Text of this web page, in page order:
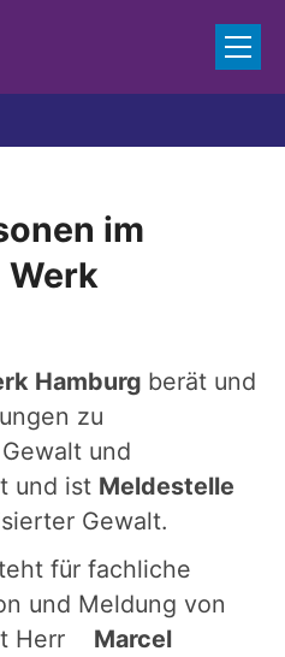
im
Werk
Hamburg berät und
zu
und
und ist Meldestelle
Gewalt.
für fachliche
und Meldung von
Herr Marcel